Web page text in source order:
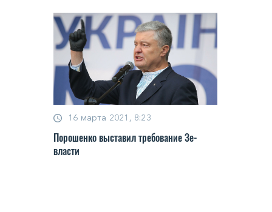
16 марта 2021, 8:23
Порошенко выставил требование Зе-
власти